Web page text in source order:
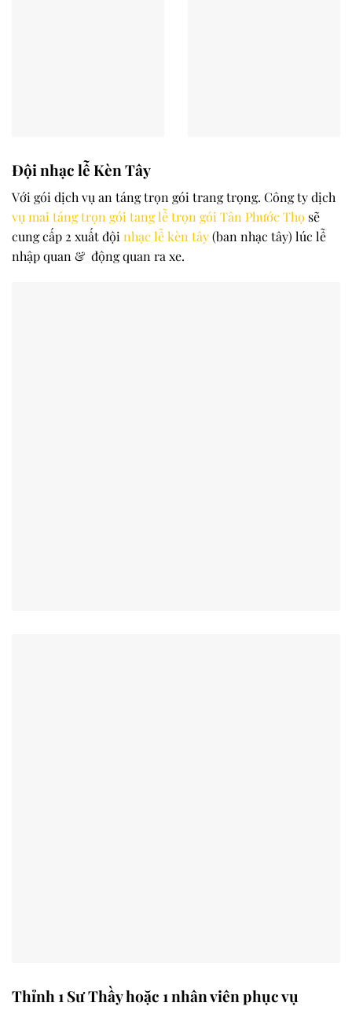
Đội nhạc lễ Kèn Tây
Với gói dịch vụ an táng trọn gói trang trọng. Công ty dịch
vụ mai táng trọn gói tang lễ trọn gói Tân Phước Thọ sẽ
cung cấp 2 xuất đội nhạc lễ kèn tây(ban nhạc tây) lúc lễ
nhập quan & động quan ra xe.
Thỉnh 1 Sư Thầy hoặc 1 nhân viên phục vụ